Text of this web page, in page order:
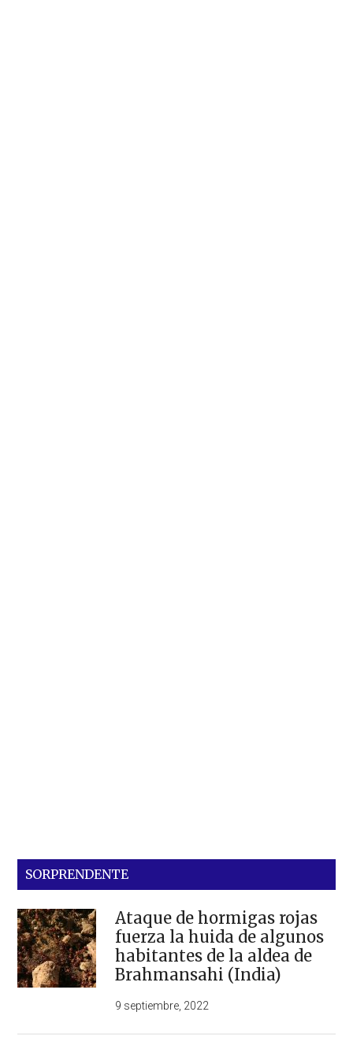
SORPRENDENTE
Ataque de hormigas rojas
fuerza la huida de algunos
habitantes de la aldea de
Brahmansahi (India)
9 septiembre, 2022